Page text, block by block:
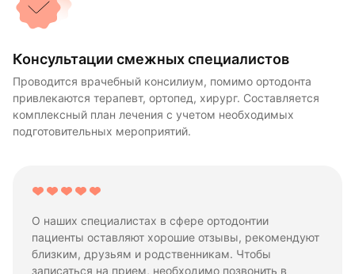
Консультации смежных специалистов
Проводится врачебный консилиум, помимо ортодонта
привлекаются терапевт, ортопед, хирург. Составляется
комплексный план лечения с учетом необходимых
подготовительных мероприятий.
О наших специалистах в сфере ортодонтии
пациенты оставляют хорошие отзывы, рекомендуют
близким, друзьям и родственникам. Чтобы
записаться на прием, необходимо позвонить в